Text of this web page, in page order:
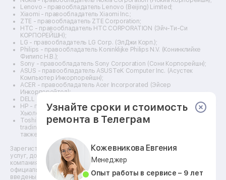
Ремонт снегоуборщиков
Lenovo - правообладатель Lenovo (Beijing) Limited;
Xiaomi - правообладатель Xiaomi Inc.;
ZTE - правообладатель ZTE Corporation;
HTC - правообладатель HTC CORPORATION (Эйч-Ти-Си
КОРПОРЕЙШН);
LG - правообладатель LG Corp. (ЭлДжи Корп.);
Philips - правообладатель Koninklijke Philips N.V. (Конинклийке
Филипс Н.В.);
Sony - правообладатель Sony Corporation (Сони Корпорейшн);
ASUS - правообладатель ASUSTeK Computer Inc. (Асустек
Компьютер Инкорпорейшн);
ACER - правообладатель Acer Incorporated (Эйсер
Инкорпорейтед);
DELL - правообладатель Dell Inc.(Делл Инк.);
HP - правообладатель HP Hewlett-Packard Group LLC (ЭйчПи
Хьюлетт Паккард Груп ЛЛК);
Toshiba - правообладатель KABUSHIKI KAISHA TOSHIBA, also
trading as Toshiba Corporation (КАБУШИКИ КАЙША ТОШИБА
также торгующая как Тосиба Корпорейшн).
Зарегистрированные товарные знаки используются для описания
услуг, доступных в сети сервисных центров АСЦ, не связанных с
компаниями Правообладателей товарных знаков и/или с их
официальными представителями в отношении товаров, которые уже
введены в гражданский оборот по смыслу статьи 1487
Узнайте сроки и стоимость
ремонта в Телеграм
Кожевникова Евгения
Менеджер
Опыт работы в сервисе – 9 лет